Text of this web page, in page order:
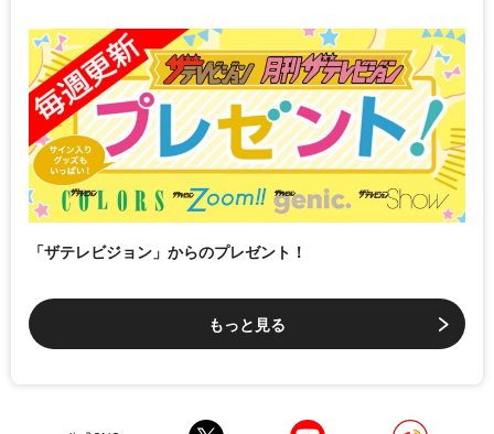
「ザテレビジョン」からのプレゼント！
もっと見る